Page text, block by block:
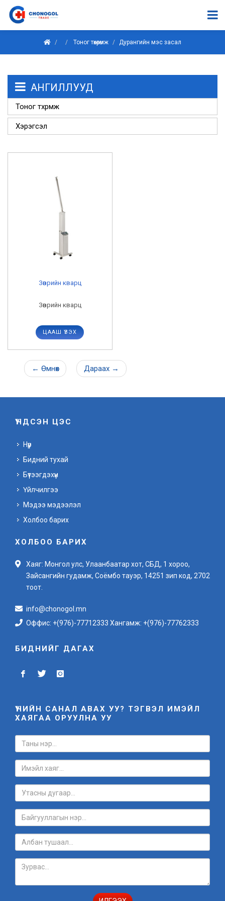
Тоног төхөөрөмж Дурангийн мэс засал
АНГИЛЛУУД
Тоног төхөөрөмж
Хэрэгсэл
Зөөврийн кварц
Зөөврийн кварц
ЦААШ ҮЗЭХ
← Өмнөх Дараах →
ҮНДСЭН ЦЭС
Нүүр
Бидний тухай
Бүтээгдэхүүн
Үйлчилгээ
Мэдээ мэдээлэл
Холбоо барих
ХОЛБОО БАРИХ
Хаяг: Монгол улс, Улаанбаатар хот, СБД, 1 хороо,
Зайсангийн гудамж, Соёмбо тауэр, 14251 зип код, 2702
тоот.
info@chonogol.mn
Оффис: +(976)-77712333 Хангамж: +(976)-77762333
БИДНИЙГ ДАГАХ
ҮНИЙН САНАЛ АВАХ УУ? ТЭГВЭЛ ИМЭЙЛ
ХАЯГАА ОРУУЛНА УУ